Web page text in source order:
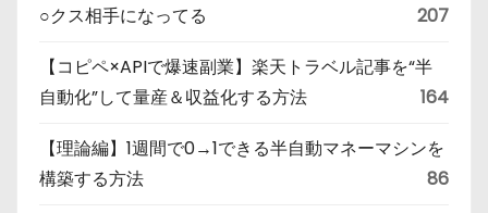
○クス相手になってる
207
【コピペ×APIで爆速副業】楽天トラベル記事を“半
自動化”して量産＆収益化する方法
164
【理論編】1週間で0→1できる半自動マネーマシンを
構築する方法
86